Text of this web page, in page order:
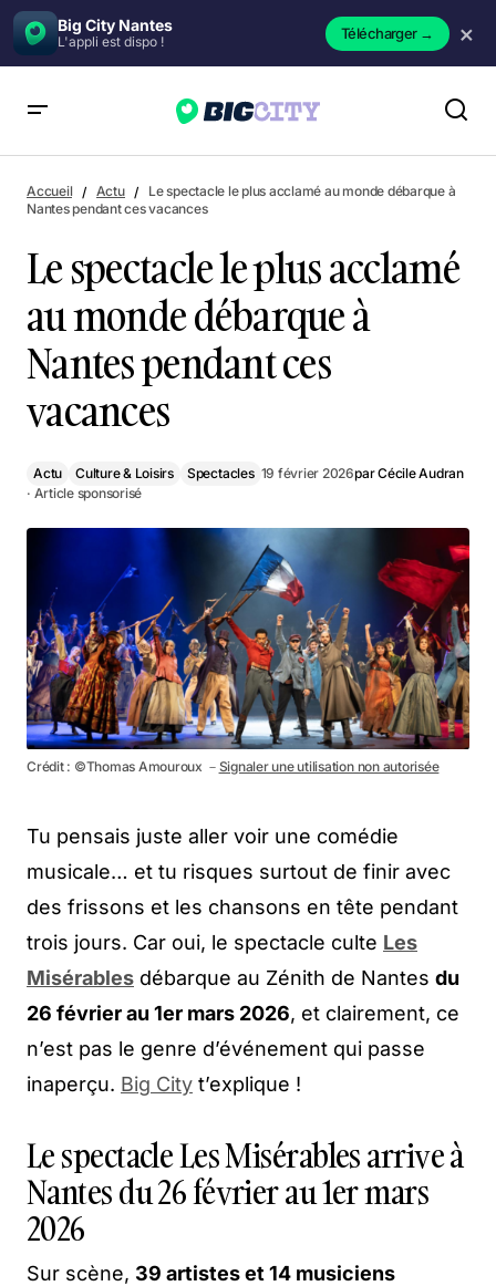
Big City Nantes
L'appli est dispo ! Télécharger→ ×
pendant ces vacances
Accueil Actu
Le spectacle le plus acclamé au monde débarque à
Nantes pendant ces vacances
Le spectacle le plus acclamé
au monde débarque à
Nantes pendant ces
vacances
Actu Culture & Loisirs Spectacles 19 février 2026parCécile Audran
· Article sponsorisé
Crédit : ©Thomas Amouroux － Signaler une utilisation non autorisée
Tu pensais juste aller voir une comédie
musicale… et tu risques surtout de finir avec
des frissons et les chansons en tête pendant
trois jours. Car oui, le spectacle culte Les
Misérables débarque au Zénith de Nantes du
26 février au 1er mars 2026, et clairement, ce
n’est pas le genre d’événement qui passe
inaperçu. Big City t’explique !
Le spectacle Les Misérables arrive à
Nantes du 26 février au 1er mars
2026
Sur scène, 39 artistes et 14 musiciens